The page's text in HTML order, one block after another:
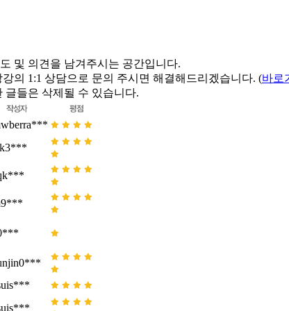
및 의견을 남겨주시는 공간입니다.
의 1:1 상담으로 문의 주시면 해결해드리겠습니다. (바로
들은 삭제될 수 있습니다.